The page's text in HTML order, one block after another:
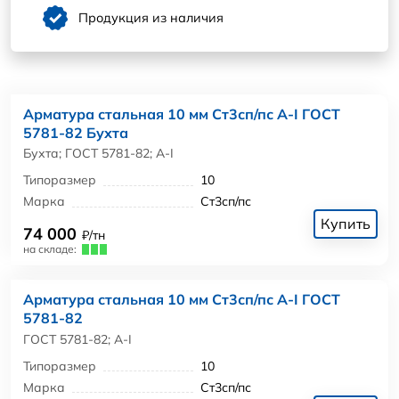
Продукция из наличия
Арматура стальная 10 мм Ст3сп/пс А-I ГОСТ
5781-82 Бухта
Бухта; ГОСТ 5781-82; А-I
Типоразмер
10
Марка
Ст3сп/пс
74 000 ₽/тн
на складе:
Купить
Арматура стальная 10 мм Ст3сп/пс А-I ГОСТ
5781-82
ГОСТ 5781-82; А-I
Типоразмер
10
Марка
Ст3сп/пс